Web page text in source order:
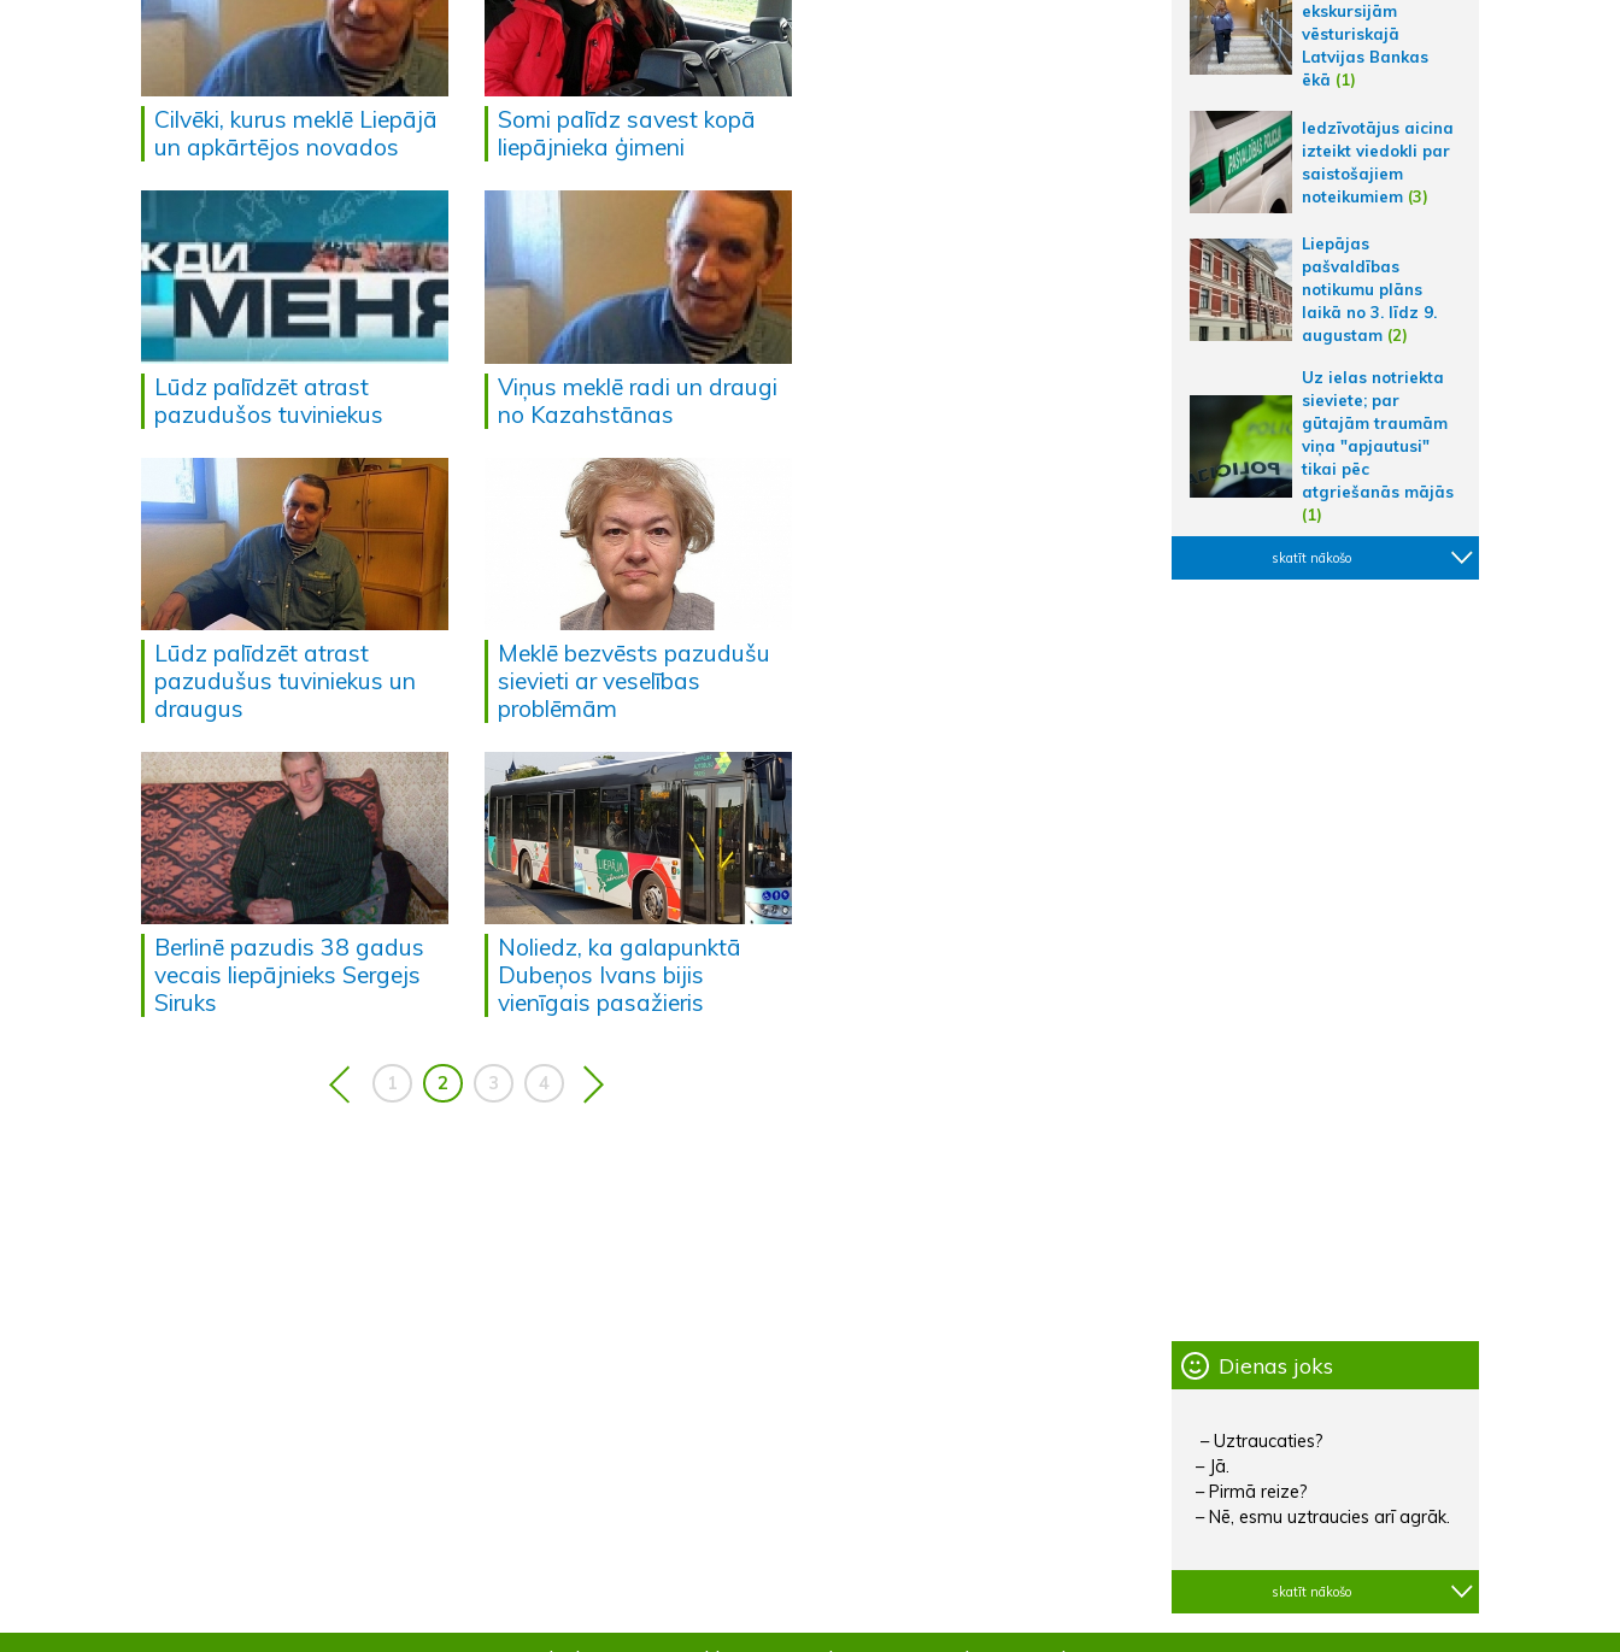
Cilvēki, kurus meklē Liepājā
un apkārtējos novados
Somi palīdz savest kopā
liepājnieka ģimeni
Lūdz palīdzēt atrast
pazudušos tuviniekus
Viņus meklē radi un draugi
no Kazahstānas
Lūdz palīdzēt atrast
pazudušus tuviniekus un
draugus
Meklē bezvēsts pazudušu
sievieti ar veselības
problēmām
Berlinē pazudis 38 gadus
vecais liepājnieks Sergejs
Siruks
Noliedz, ka galapunktā
Dubeņos Ivans bijis
vienīgais pasažieris
1 2 3 4
ekskursijām
vēsturiskajā
Latvijas Bankas
ēkā (1)
Iedzīvotājus aicina
izteikt viedokli par
saistošajiem
noteikumiem (3)
Liepājas
pašvaldības
notikumu plāns
laikā no 3. līdz 9.
augustam (2)
Uz ielas notriekta
sieviete; par
gūtajām traumām
viņa "apjautusi"
tikai pēc
atgriešanās mājās
(1)
skatīt nākošo
Dienas joks
– Uztraucaties?
– Jā.
– Pirmā reize?
– Nē, esmu uztraucies arī agrāk.
skatīt nākošo